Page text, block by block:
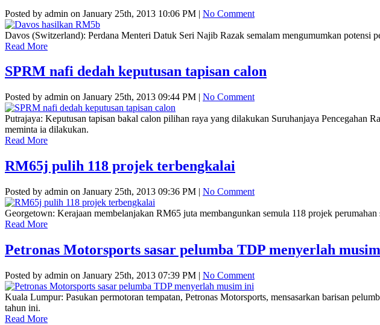
Posted by admin on January 25th, 2013 10:06 PM | No Comment
Davos (Switzerland): Perdana Menteri Datuk Seri Najib Razak semalam mengumumkan
Read More
SPRM nafi dedah keputusan tapisan calon
Posted by admin on January 25th, 2013 09:44 PM | No Comment
Putrajaya: Keputusan tapisan bakal calon pilihan raya yang dilakukan Suruhanjaya Pencegahan
meminta ia dilakukan.
Read More
RM65j pulih 118 projek terbengkalai
Posted by admin on January 25th, 2013 09:36 PM | No Comment
Georgetown: Kerajaan membelanjakan RM65 juta membangunkan semula 118 projek
Read More
Petronas Motorsports sasar pelumba TDP menyerlah
Posted by admin on January 25th, 2013 07:39 PM | No Comment
Kuala Lumpur: Pasukan permotoran tempatan, Petronas Motorsports, mensasarkan barisan
tahun ini.
Read More